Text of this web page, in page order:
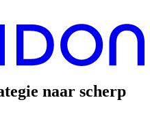
naar scherp